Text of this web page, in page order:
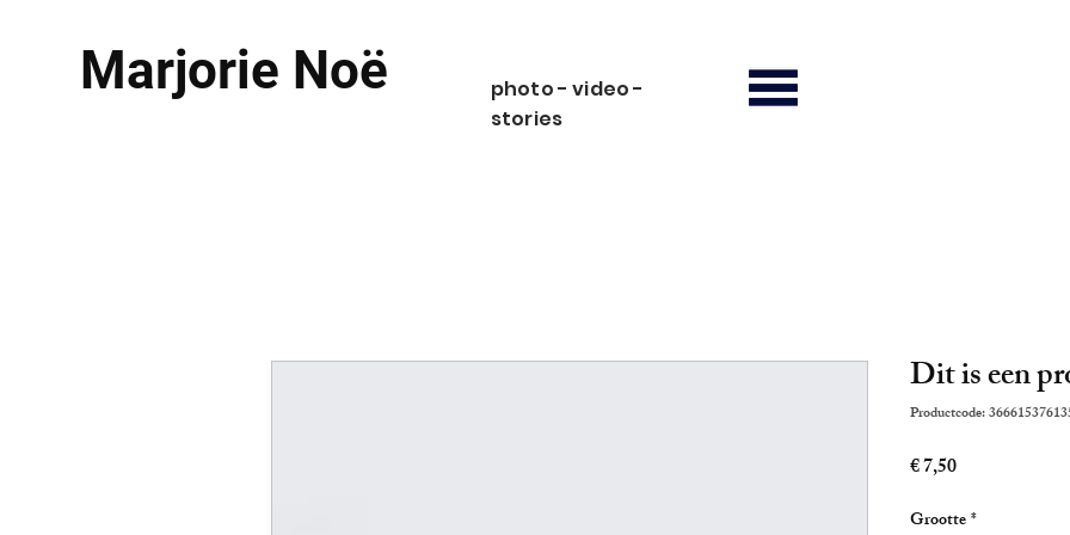
Marjorie Noë
photo - video -
stories
Dit is een
Productcode:
€ 7,50Prijs
Grootte*